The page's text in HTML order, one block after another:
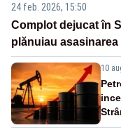
24 feb. 2026, 15:50
Complot dejucat în
plănuiau
10